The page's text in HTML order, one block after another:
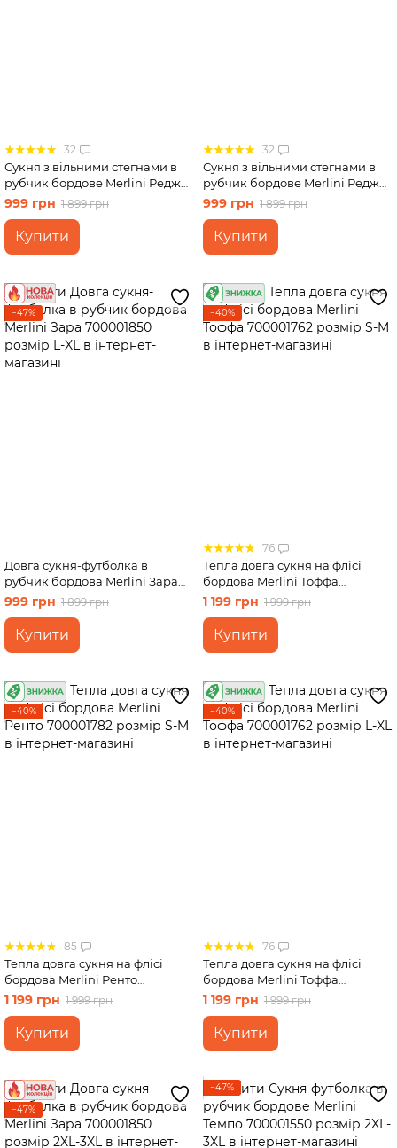
32
Сукня з вільними стегнами в
рубчик бордове Merlini Реджо
700001590 розмір S-M
999 грн 1 899 грн
Купити
32
Сукня з вільними стегнами в
рубчик бордове Merlini Реджо
700001590 розмір L-XL
999 грн 1 899 грн
Купити
−47%
Довга сукня-футболка в
рубчик бордова Merlini Зара
700001850 розмір L-XL
999 грн 1 899 грн
Купити
−40%
76
Тепла довга сукня на флісі
бордова Merlini Тоффа
700001762 розмір S-M
1 199 грн 1 999 грн
Купити
−40%
85
Тепла довга сукня на флісі
бордова Merlini Ренто
700001782 розмір S-M
1 199 грн 1 999 грн
Купити
−40%
76
Тепла довга сукня на флісі
бордова Merlini Тоффа
700001762 розмір L-XL
1 199 грн 1 999 грн
Купити
−47%
−47%